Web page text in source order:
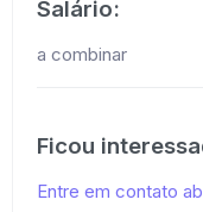
Salário:
a combinar
Ficou
Entre em contato